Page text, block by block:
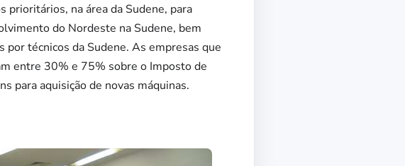
na área da Sudene, para
do Nordeste na Sudene, bem
técnicos da Sudene. As empresas que
entre 30% e 75% sobre o Imposto de
para aquisição de novas máquinas.